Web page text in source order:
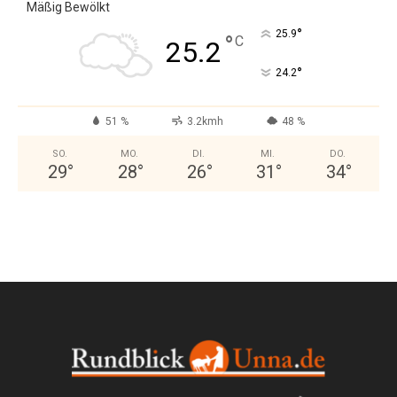
Mäßig Bewölkt
25.2 °C 25.9°
24.2°
51 % 3.2kmh 48 %
SO.
29°
MO.
28°
DI.
26°
MI.
31 °
DO.
34°